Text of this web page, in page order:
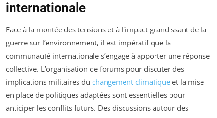
internationale
Face à la montée des tensions et à l’impact grandissant de la
guerre sur l’environnement, il est impératif que la
communauté internationale s’engage à apporter une réponse
collective. L’organisation de forums pour discuter des
implications militaires du changement climatique et la mise
en place de politiques adaptées sont essentielles pour
anticiper les conflits futurs. Des discussions autour des